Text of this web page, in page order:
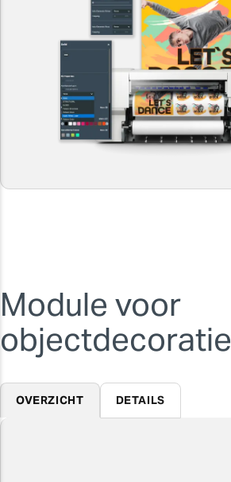
Module voor
objectdecoratie
OVERZICHT DETAILS